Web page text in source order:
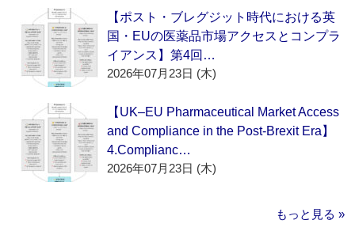
【ポスト・ブレグジット時代における英
国・EUの医薬品市場アクセスとコンプラ
イアンス】第4回…
2026年07月23日 (木)
【UK–EU Pharmaceutical Market Access
and Compliance in the Post-Brexit Era】
4.Complianc…
2026年07月23日 (木)
もっと見る »